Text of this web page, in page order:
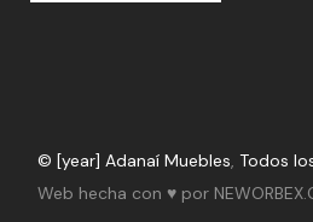
© [year] Adanaí Muebles, Todos
Web hecha con ♥ por